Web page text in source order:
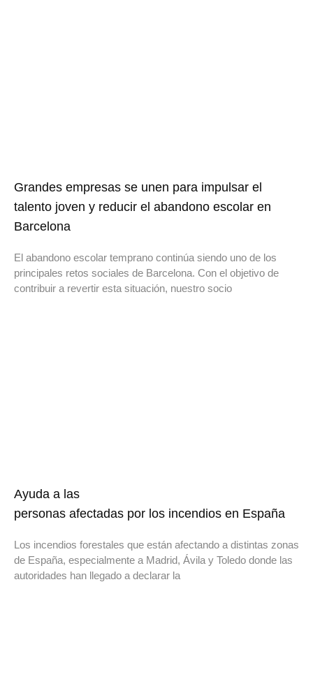
Grandes empresas se unen para impulsar el
talento joven y reducir el abandono escolar en
Barcelona
El abandono escolar temprano continúa siendo uno de los
principales retos sociales de Barcelona. Con el objetivo de
contribuir a revertir esta situación, nuestro socio
Ayuda a las
personas afectadas por los incendios en España
Los incendios forestales que están afectando a distintas zonas
de España, especialmente a Madrid, Ávila y Toledo donde las
autoridades han llegado a declarar la